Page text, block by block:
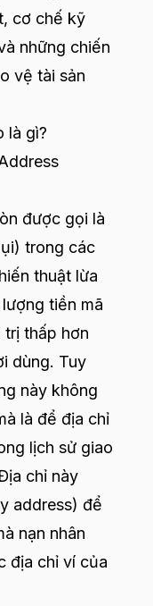
cơ chế kỹ
những chiến
vệ tài sản
là gì?
được gọi là
trong các
thuật lừa
tiền mã
thấp hơn
dùng. Tuy
này không
là để địa chỉ
lịch sử giao
chỉ này
address) để
nạn nhân
địa chỉ ví của